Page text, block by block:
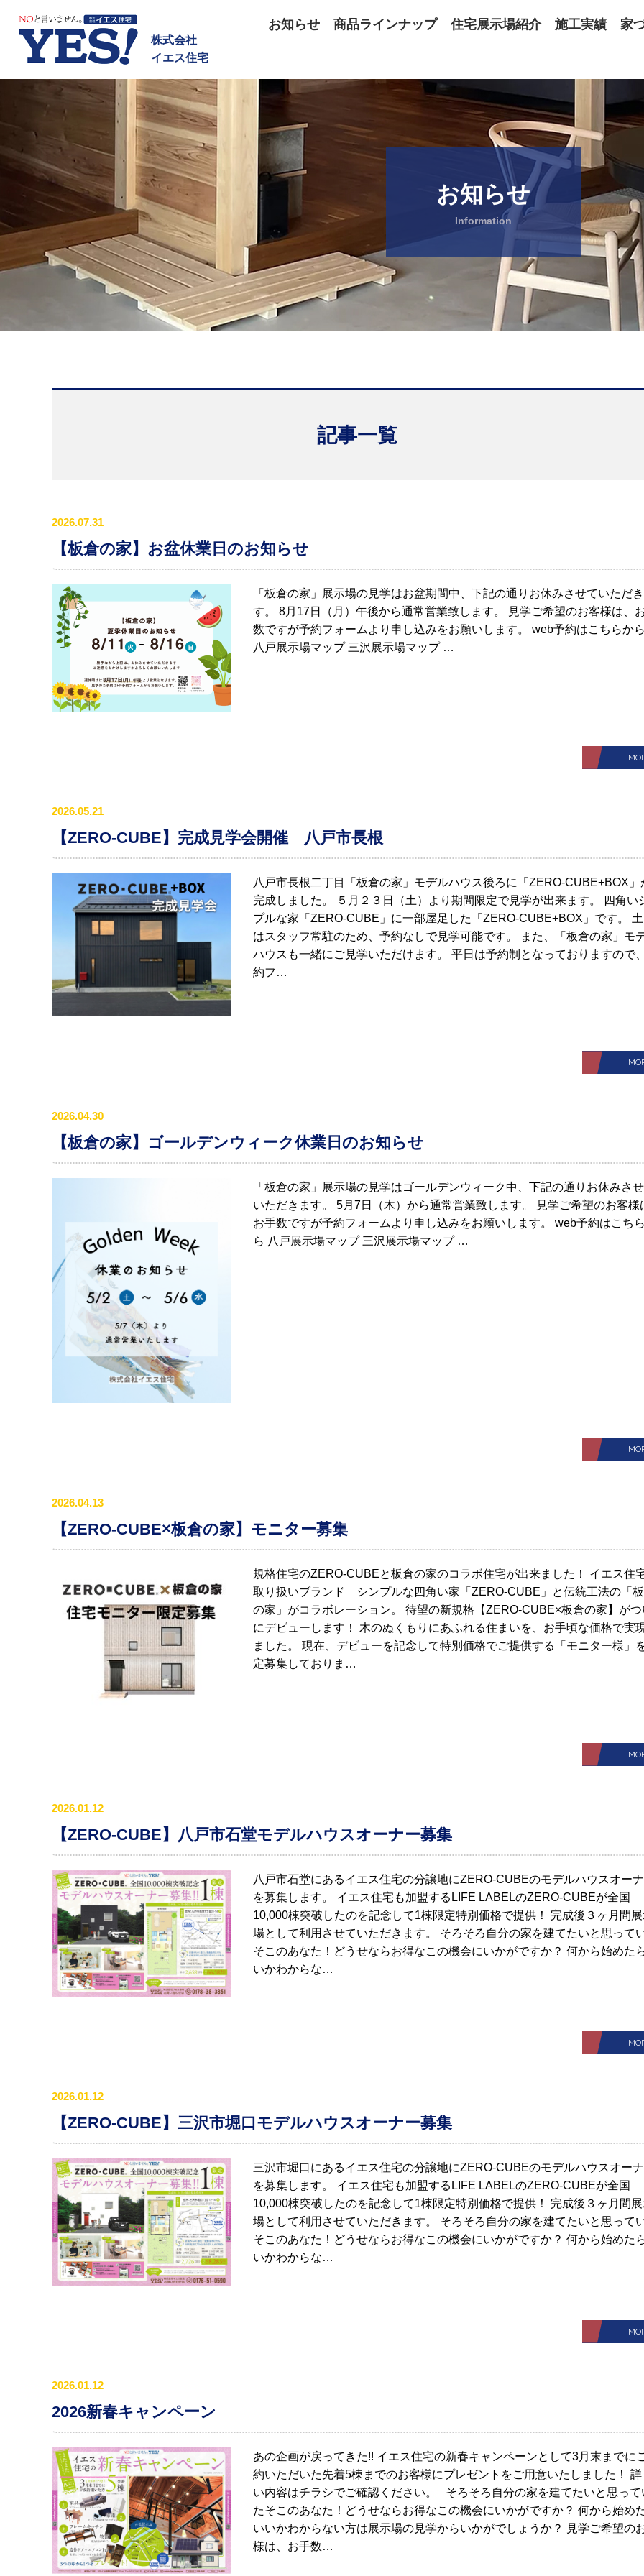
株式会社
イエス住宅
お知らせ 商品ラインナップ 住宅展示場紹介 施工実績 家
お知らせ
Information
記事一覧
2026.07.31
【板倉の家】お盆休業日のお知らせ
「板倉の家」展示場の見学はお盆期間中、下記の通りお休みさせていただき
す。 8月17日（月）午後から通常営業致します。 見学ご希望のお客様は、
数ですが予約フォームより申し込みをお願いします。 web予約はこちらか
八戸展示場マップ 三沢展示場マップ …
2026.05.21
【ZERO-CUBE】完成見学会開催 八戸市長根
八戸市長根二丁目「板倉の家」モデルハウス後ろに「ZERO-CUBE+BOX」
完成しました。 ５月２３日（土）より期間限定で見学が出来ます。 四角い
プルな家「ZERO-CUBE」に一部屋足した「ZERO-CUBE+BOX」です。 土
はスタッフ常駐のため、予約なしで見学可能です。 また、「板倉の家」モ
ハウスも一緒にご見学いただけます。 平日は予約制となっておりますので
約フ…
2026.04.30
【板倉の家】ゴールデンウィーク休業日のお知らせ
「板倉の家」展示場の見学はゴールデンウィーク中、下記の通りお休みさ
いただきます。 5月7日（木）から通常営業致します。 見学ご希望のお客様
お手数ですが予約フォームより申し込みをお願いします。 web予約はこち
ら 八戸展示場マップ 三沢展示場マップ …
2026.04.13
【ZERO-CUBE×板倉の家】モニター募集
規格住宅のZERO-CUBEと板倉の家のコラボ住宅が出来ました！ イエス住
取り扱いブランド シンプルな四角い家「ZERO-CUBE」と伝統工法の「
の家」がコラボレーション。 待望の新規格【ZERO-CUBE×板倉の家】がつ
にデビューします！ 木のぬくもりにあふれる住まいを、お手頃な価格で実
ました。 現在、デビューを記念して特別価格でご提供する「モニター様」
定募集しておりま…
2026.01.12
【ZERO-CUBE】八戸市石堂モデルハウスオーナー募集
八戸市石堂にあるイエス住宅の分譲地にZERO-CUBEのモデルハウスオー
を募集します。 イエス住宅も加盟するLIFE LABELのZERO-CUBEが全国
10,000棟突破したのを記念して1棟限定特別価格で提供！ 完成後３ヶ月間
場として利用させていただきます。 そろそろ自分の家を建てたいと思って
そこのあなた！どうせならお得なこの機会にいかがですか？ 何から始めた
いかわからな…
2026.01.12
【ZERO-CUBE】三沢市堀口モデルハウスオーナー募集
三沢市堀口にあるイエス住宅の分譲地にZERO-CUBEのモデルハウスオー
を募集します。 イエス住宅も加盟するLIFE LABELのZERO-CUBEが全国
10,000棟突破したのを記念して1棟限定特別価格で提供！ 完成後３ヶ月間
場として利用させていただきます。 そろそろ自分の家を建てたいと思って
そこのあなた！どうせならお得なこの機会にいかがですか？ 何から始めた
いかわからな…
2026.01.12
2026新春キャンペーン
あの企画が戻ってきた!! イエス住宅の新春キャンペーンとして3月末までに
約いただいた先着5棟までのお客様にプレゼントをご用意いたしました！ 詳
い内容はチラシでご確認ください。 そろそろ自分の家を建てたいと思って
たそこのあなた！どうせならお得なこの機会にいかがですか？ 何から始め
いいかわからない方は展示場の見学からいかがでしょうか？ 見学ご希望の
様は、お手数…